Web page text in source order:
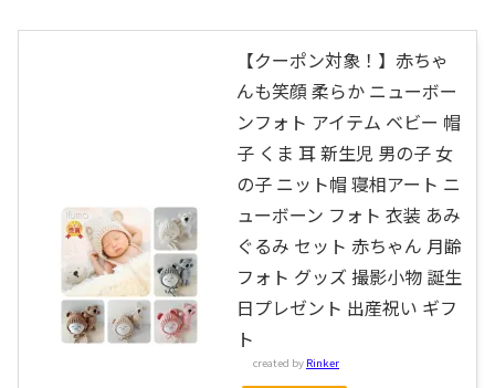
【クーポン対象！】赤ちゃ
んも笑顔 柔らか ニューボー
ンフォト アイテム ベビー 帽
子 くま 耳 新生児 男の子 女
の子 ニット帽 寝相アート ニ
ューボーン フォト 衣装 あみ
ぐるみ セット 赤ちゃん 月齢
フォト グッズ 撮影小物 誕生
日プレゼント 出産祝い ギフ
ト
created by Rinker